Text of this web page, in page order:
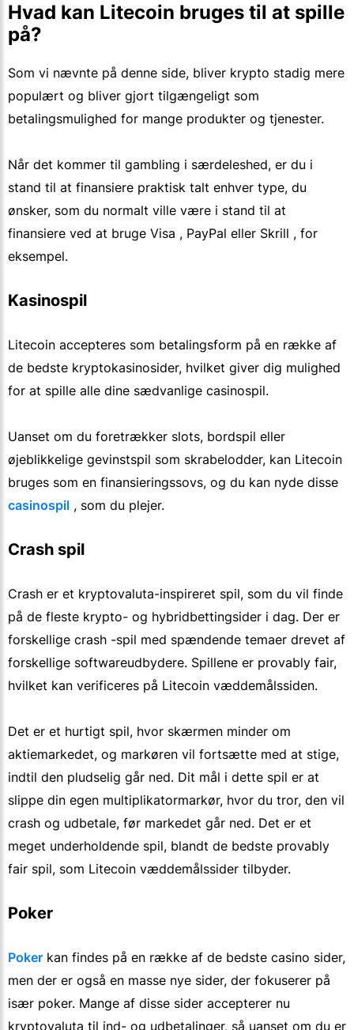
Hvad kan Litecoin bruges til at spille
på?
Som vi nævnte på denne side, bliver krypto stadig mere
populært og bliver gjort tilgængeligt som
betalingsmulighed for mange produkter og tjenester.
Når det kommer til gambling i særdeleshed, er du i
stand til at finansiere praktisk talt enhver type, du
ønsker, som du normalt ville være i stand til at
finansiere ved at bruge Visa , PayPal eller Skrill , for
eksempel.
Kasinospil
Litecoin accepteres som betalingsform på en række af
de bedste kryptokasinosider, hvilket giver dig mulighed
for at spille alle dine sædvanlige casinospil.
Uanset om du foretrækker slots, bordspil eller
øjeblikkelige gevinstspil som skrabelodder, kan Litecoin
bruges som en finansieringssovs, og du kan nyde disse
casinospil , som du plejer.
Crash spil
Crash er et kryptovaluta-inspireret spil, som du vil finde
på de fleste krypto- og hybridbettingsider i dag. Der er
forskellige crash -spil med spændende temaer drevet af
forskellige softwareudbydere. Spillene er provably fair,
hvilket kan verificeres på Litecoin væddemålssiden.
Det er et hurtigt spil, hvor skærmen minder om
aktiemarkedet, og markøren vil fortsætte med at stige,
indtil den pludselig går ned. Dit mål i dette spil er at
slippe din egen multiplikatormarkør, hvor du tror, den vil
crash og udbetale, før markedet går ned. Det er et
meget underholdende spil, blandt de bedste provably
fair spil, som Litecoin væddemålssider tilbyder.
Poker
Poker kan findes på en række af de bedste casino sider,
men der er også en masse nye sider, der fokuserer på
især poker. Mange af disse sider accepterer nu
kryptovaluta til ind- og udbetalinger, så uanset om du er